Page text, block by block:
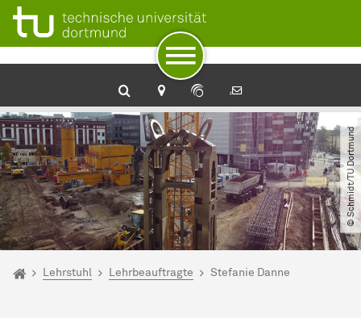
Zum Navigationspfad
Unterseiten von „Lehrstuhl“
Zur Navigation
Zum Schnellzugriff
Zum Fuß der Seite mit weiteren Services
Zum Inhalt
Zur Startseite
© Schmidt​/​TU Dortmund
Sie sind hier:
Startseite
Lehrstuhl Lehrbeauftragte Stefanie Danne